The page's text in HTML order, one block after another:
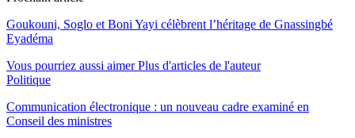
Goukouni, Soglo et Boni Yayi célèbrent l’héritage de Gnassingbé
Eyadéma
Vous pourriez aussi aimer Plus d'articles de l'auteur
Politique
Communication électronique : un nouveau cadre examiné en
Conseil des ministres